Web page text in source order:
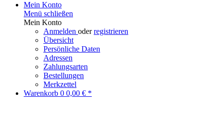
Mein Konto
Menü schließen
Mein Konto
Anmelden oderregistrieren
Übersicht
Persönliche Daten
Adressen
Zahlungsarten
Bestellungen
Merkzettel
Warenkorb 0 0,00 € *